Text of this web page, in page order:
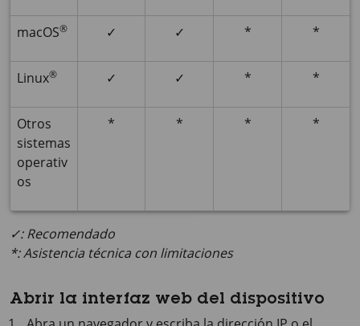
macOS® ✓ ✓ * *
Linux® ✓ ✓ * *
Otros
sistemas
operativ
os
* * * *
✓: Recomendado
*: Asistencia técnica con limitaciones
Abrir la interfaz web del dispositivo